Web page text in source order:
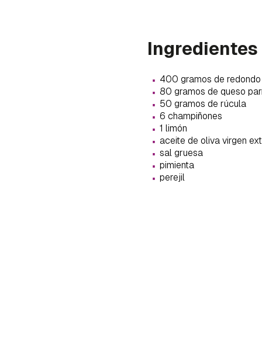
Para
Ingredientes
· 400 gramos de
· 80 gramos de queso
· 50 gramos de rúcula
· 6 champiñones
· 1 limón
· aceite de oliva virgen
· sal gruesa
· pimienta
· perejil